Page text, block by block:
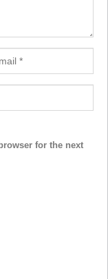
for the next